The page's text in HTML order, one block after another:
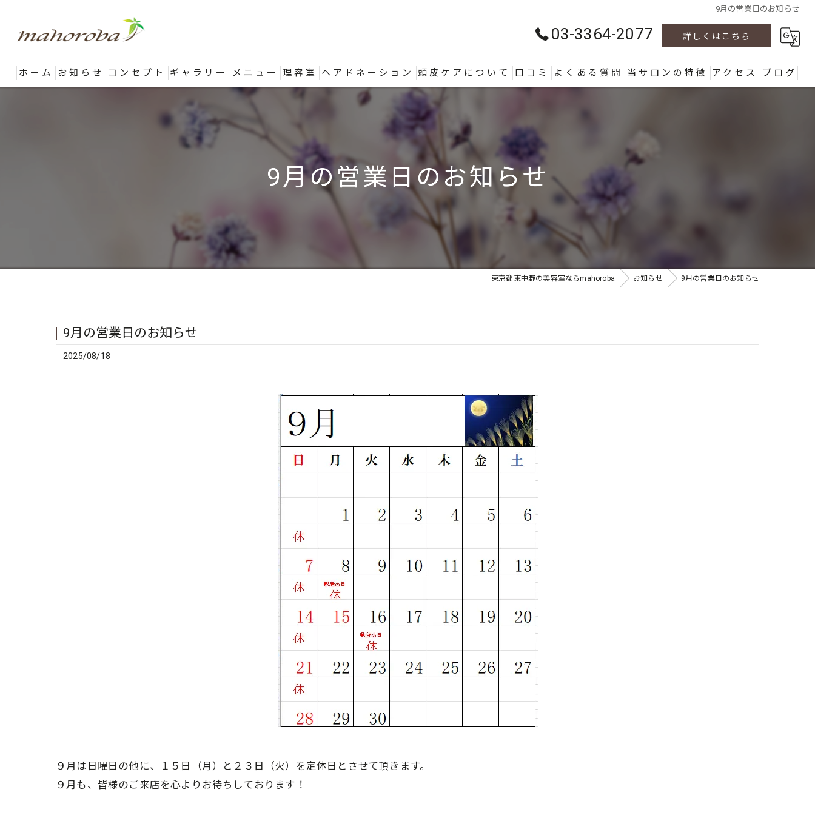
9月の営業日のお知らせ
03-3364-2077 詳しくはこちら
ホーム お知らせ コンセプト ギャラリー メニュー 理容室 ヘアドネーション 頭皮ケアについて 口コミ よくある質問 当サロンの特徴 アクセス ブログ
9月の営業日のお知らせ
東京都東中野の美容室ならmahoroba お知らせ 9月の営業日のお知らせ
9月の営業日のお知らせ
2025/08/18
９月は日曜日の他に、１５日（月）と２３日（火）を定休日とさせて頂きます。
９月も、皆様のご来店を心よりお待ちしております！